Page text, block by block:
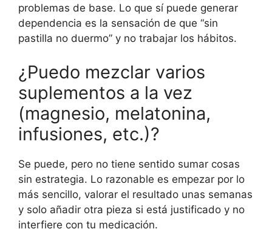
problemas de base. Lo que sí puede generar
dependencia es la sensación de que “sin
pastilla no duermo” y no trabajar los hábitos.
¿Puedo mezclar varios
suplementos a la vez
(magnesio, melatonina,
infusiones, etc.)?
Se puede, pero no tiene sentido sumar cosas
sin estrategia. Lo razonable es empezar por lo
más sencillo, valorar el resultado unas semanas
y solo añadir otra pieza si está justificado y no
interfiere con tu medicación.